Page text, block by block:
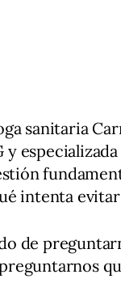
sanitaria
y
intenta
de